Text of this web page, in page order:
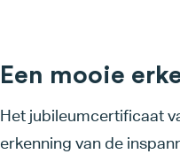
Een mooie
Het jubileumcertificaat
erkenning van de